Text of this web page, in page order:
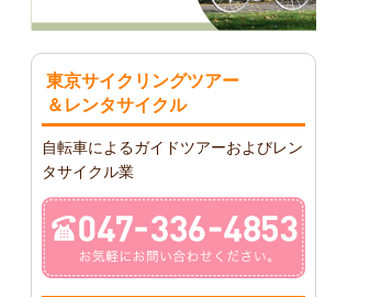
東京サイクリングツアー
＆レンタサイクル
自転車によるガイドツアーおよびレン
タサイクル業